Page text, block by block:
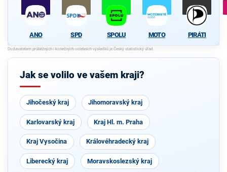
ANO SPD SPOLU MOTO PIRÁTI
Jak se volilo ve vašem kraji?
Jihočeský kraj Jihomoravský kraj
Karlovarský kraj Kraj Hl. m. Praha
Kraj Vysočina Královéhradecký kraj
Liberecký kraj Moravskoslezský kraj